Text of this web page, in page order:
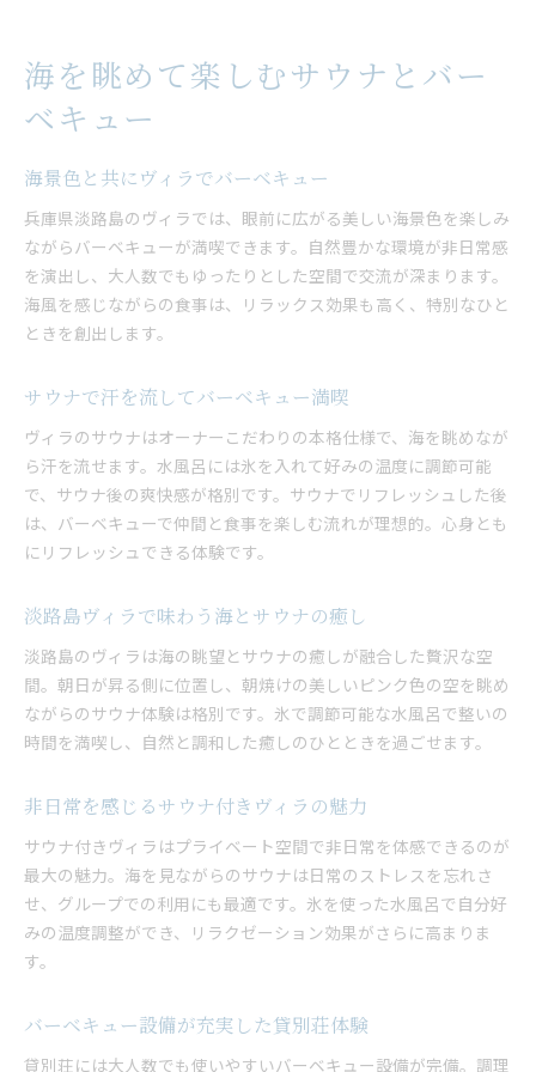
海を眺めて楽しむサウナとバー
ベキュー
海景色と共にヴィラでバーベキュー
兵庫県淡路島のヴィラでは、眼前に広がる美しい海景色を楽しみ
ながらバーベキューが満喫できます。自然豊かな環境が非日常感
を演出し、大人数でもゆったりとした空間で交流が深まります。
海風を感じながらの食事は、リラックス効果も高く、特別なひと
ときを創出します。
サウナで汗を流してバーベキュー満喫
ヴィラのサウナはオーナーこだわりの本格仕様で、海を眺めなが
ら汗を流せます。水風呂には氷を入れて好みの温度に調節可能
で、サウナ後の爽快感が格別です。サウナでリフレッシュした後
は、バーベキューで仲間と食事を楽しむ流れが理想的。心身とも
にリフレッシュできる体験です。
淡路島ヴィラで味わう海とサウナの癒し
淡路島のヴィラは海の眺望とサウナの癒しが融合した贅沢な空
間。朝日が昇る側に位置し、朝焼けの美しいピンク色の空を眺め
ながらのサウナ体験は格別です。氷で調節可能な水風呂で整いの
時間を満喫し、自然と調和した癒しのひとときを過ごせます。
非日常を感じるサウナ付きヴィラの魅力
サウナ付きヴィラはプライベート空間で非日常を体感できるのが
最大の魅力。海を見ながらのサウナは日常のストレスを忘れさ
せ、グループでの利用にも最適です。氷を使った水風呂で自分好
みの温度調整ができ、リラクゼーション効果がさらに高まりま
す。
バーベキュー設備が充実した貸別荘体験
貸別荘には大人数でも使いやすいバーベキュー設備が完備。調理